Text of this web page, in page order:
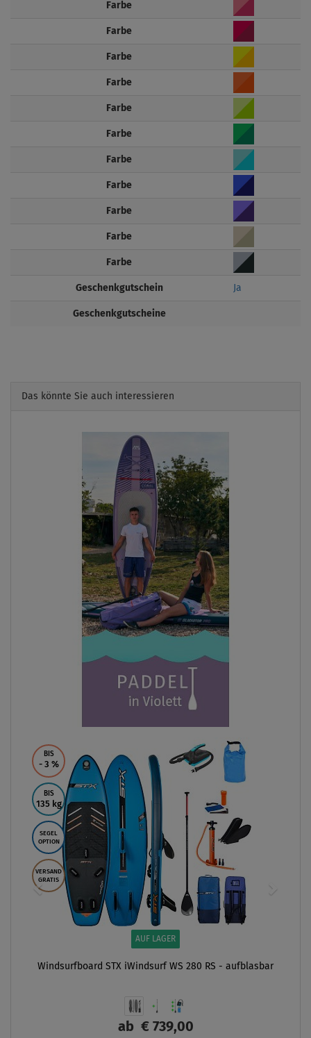
Farbe
Farbe
Farbe
Farbe
Farbe
Farbe
Farbe
Farbe
Farbe
Farbe
Farbe
Geschenkgutschein Ja
Geschenkgutscheine
Das könnte Sie auch interessieren
BIS
- 3 %
BIS
135 kg
SEGEL
OPTION
VERSAND
GRATIS
AUF LAGER
Windsurfboard STX iWindsurf WS 280 RS - aufblasbar
ab € 739,00